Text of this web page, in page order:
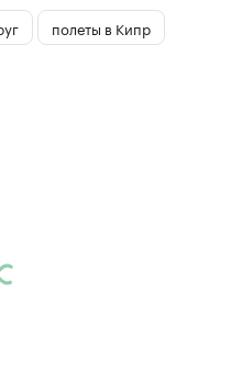
полеты в Кипр